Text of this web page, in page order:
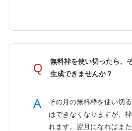
Q
無料枠を使い切ったら、
生成できませんか？
A
その月の無料枠を使い切
はできなくなりますが、
れます。翌月になればま